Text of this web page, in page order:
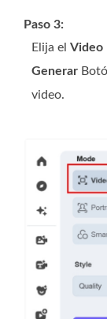
Paso 3:
Elija el Video
Generar
video.